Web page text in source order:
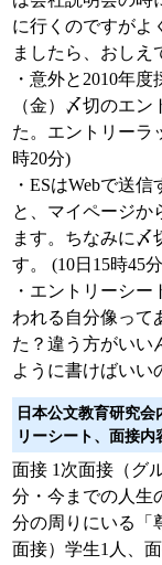
に行くのですが
ましたら、おしえ
・意外と2010年
（金）〆切のエ
た。エントリーラ
時20分)
・ESはWebで送
と、マイページか
ます。ちなみに〆
す。 (10日15時45
・エントリーシ
われる自分像って
た？違う方がいい
ように書けばいい
日本公文教育研究
リーシート、面接
面接 1次面接（グ
分・今までの人生
分の周りにいる「
面接）学生1人、